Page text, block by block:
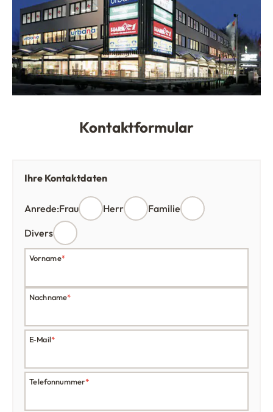
Kontaktformular
Ihre Kontaktdaten
Anrede:Frau Herr
Familie
Divers
Vorname*
Nachname*
E-Mail*
Telefonnummer*